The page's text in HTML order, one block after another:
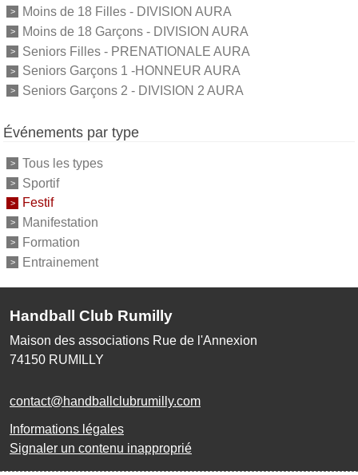
Moins de 18 Filles - DIVISION AURA
Moins de 18 Garçons - DIVISION AURA
Seniors Filles - PRENATIONALE AURA
Seniors Garçons 1 -HONNEUR AURA
Seniors Garçons 2 - DIVISION 2 AURA
Événements par type
Tous les types
Sportif
Festif
Manifestation
Formation
Entrainement
Handball Club Rumilly
Maison des associations Rue de l'Annexion
74150 RUMILLY
contact@handballclubrumilly.com
Informations légales
Signaler un contenu inapproprié